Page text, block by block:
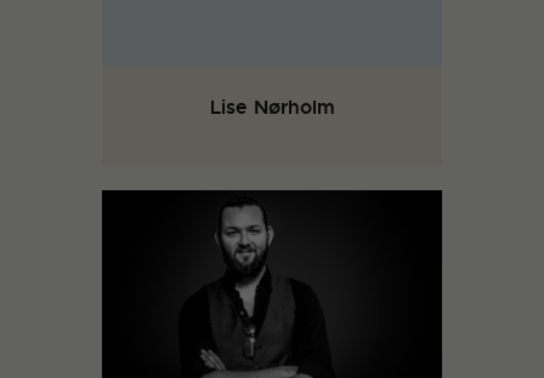
Lise Nørholm